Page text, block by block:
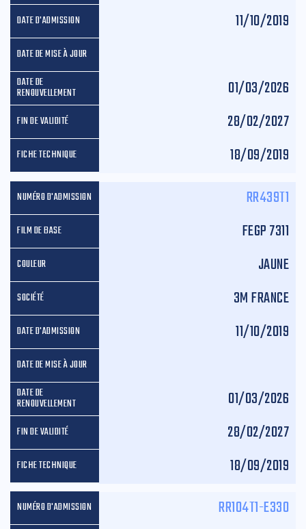
11/10/2019
01/03/2026
28/02/2027
18/09/2019
RR439T1
FEGP 7311
JAUNE
3M FRANCE
11/10/2019
01/03/2026
28/02/2027
18/09/2019
RR104T1-E330